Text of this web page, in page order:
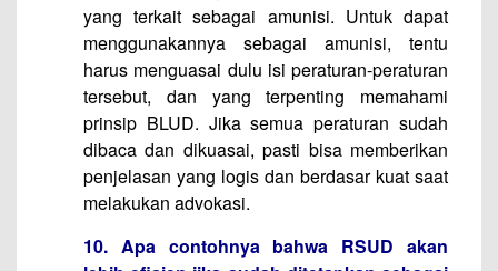
yang terkait sebagai amunisi. Untuk dapat
menggunakannya sebagai amunisi, tentu
harus menguasai dulu isi peraturan-peraturan
tersebut, dan yang terpenting memahami
prinsip BLUD. Jika semua peraturan sudah
dibaca dan dikuasai, pasti bisa memberikan
penjelasan yang logis dan berdasar kuat saat
melakukan advokasi.
10. Apa contohnya bahwa RSUD akan